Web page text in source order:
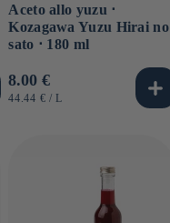
Aceto allo yuzu ⋅
Kozagawa Yuzu Hirai no
sato ⋅ 180 ml
Prezzo
di
8.00 €
PREZZO
44.44 € / PER
L